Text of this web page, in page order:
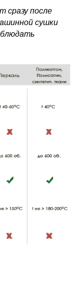
сразу после
сушки